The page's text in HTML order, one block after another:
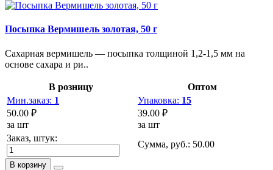
Посыпка Вермишель золотая, 50 г
Сахарная вермишель — посыпка толщиной 1,2-1,5 мм на
основе сахара и ри..
В розницу
Оптом
Мин.заказ: 1
50.00 ₽
за шт
Упаковка: 15
39.00 ₽
за шт
Заказ, штук:
Сумма, руб.: 50.00
В корзину